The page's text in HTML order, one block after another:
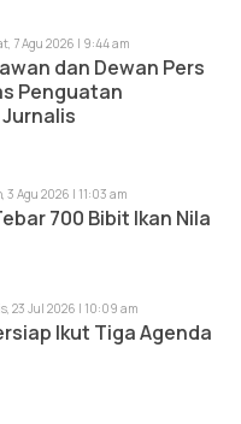
7 Agu 2026 | 9:44 am
dan Dewan Pers
Penguatan
3 Agu 2026 | 11:03 am
700 Bibit Ikan Nila
23 Jul 2026 | 10:09 am
Ikut Tiga Agenda